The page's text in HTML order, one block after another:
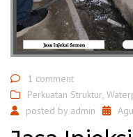
1 comment
Perkuatan Struktur,
posted by admin